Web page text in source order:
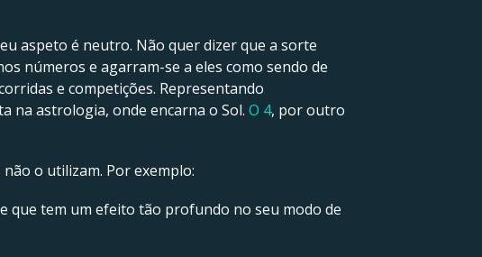
aspeto é neutro. Não quer dizer que a sorte
números e agarram-se a eles como sendo de
e competições. Representando
na astrologia, onde encarna o Sol. O 4, por outro
o utilizam. Por exemplo:
que tem um efeito tão profundo no seu modo de